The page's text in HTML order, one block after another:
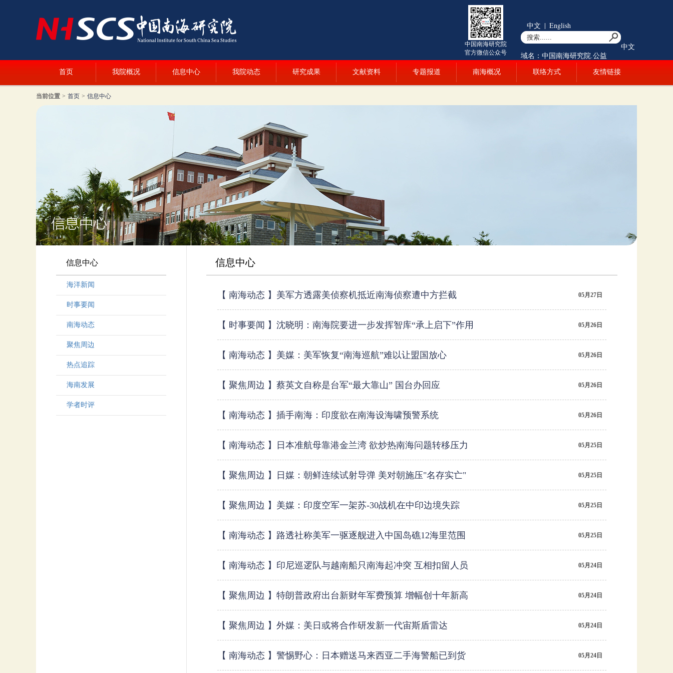
中国南海研究院
官方微信公众号
中文 | English
中文
域名：中国南海研究院.公益
首页 我院概况 信息中心 我院动态 研究成果 文献资料 专题报道 南海概况 联络方式 友情链接
当前位置 > 首页 > 信息中心
信息中心
海洋新闻
时事要闻
南海动态
聚焦周边
热点追踪
海南发展
学者时评
信息中心
【 南海动态 】美军方透露美侦察机抵近南海侦察遭中方拦截 05月27日
【 时事要闻 】沈晓明：南海院要进一步发挥智库“承上启下”作用 05月26日
【 南海动态 】美媒：美军恢复“南海巡航”难以让盟国放心 05月26日
【 聚焦周边 】蔡英文自称是台军“最大靠山” 国台办回应 05月26日
【 南海动态 】插手南海：印度欲在南海设海啸预警系统 05月26日
【 南海动态 】日本准航母靠港金兰湾 欲炒热南海问题转移压力 05月25日
【 聚焦周边 】日媒：朝鲜连续试射导弹 美对朝施压"名存实亡" 05月25日
【 聚焦周边 】美媒：印度空军一架苏-30战机在中印边境失踪 05月25日
【 南海动态 】路透社称美军一驱逐舰进入中国岛礁12海里范围 05月25日
【 南海动态 】印尼巡逻队与越南船只南海起冲突 互相扣留人员 05月24日
【 聚焦周边 】特朗普政府出台新财年军费预算 增幅创十年新高 05月24日
【 聚焦周边 】外媒：美日或将合作研发新一代宙斯盾雷达 05月24日
【 南海动态 】警惕野心：日本赠送马来西亚二手海警船已到货 05月24日